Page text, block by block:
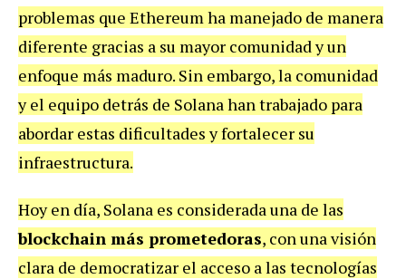
problemas que Ethereum ha manejado de manera
diferente gracias a su mayor comunidad y un
enfoque más maduro. Sin embargo, la comunidad
y el equipo detrás de Solana han trabajado para
abordar estas dificultades y fortalecer su
infraestructura.
Hoy en día, Solana es considerada una de las
blockchain más prometedoras, con una visión
clara de democratizar el acceso a las tecnologías